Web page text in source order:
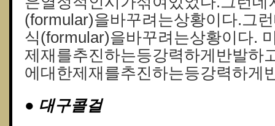
(formular)을바꾸려는상황이다.그
식(formular)을바꾸려는상황이다.
제재를추진하는등강력하게반발하
에대한제재를추진하는등강력하게
● 대구콜걸